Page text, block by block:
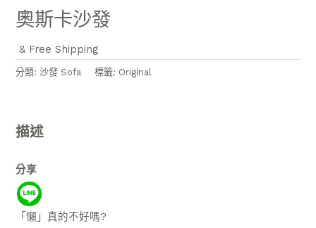
奧斯卡沙發
& Free Shipping
分類:沙發 Sofa 標籤: Original
描述
分享
「懶」真的不好嗎?